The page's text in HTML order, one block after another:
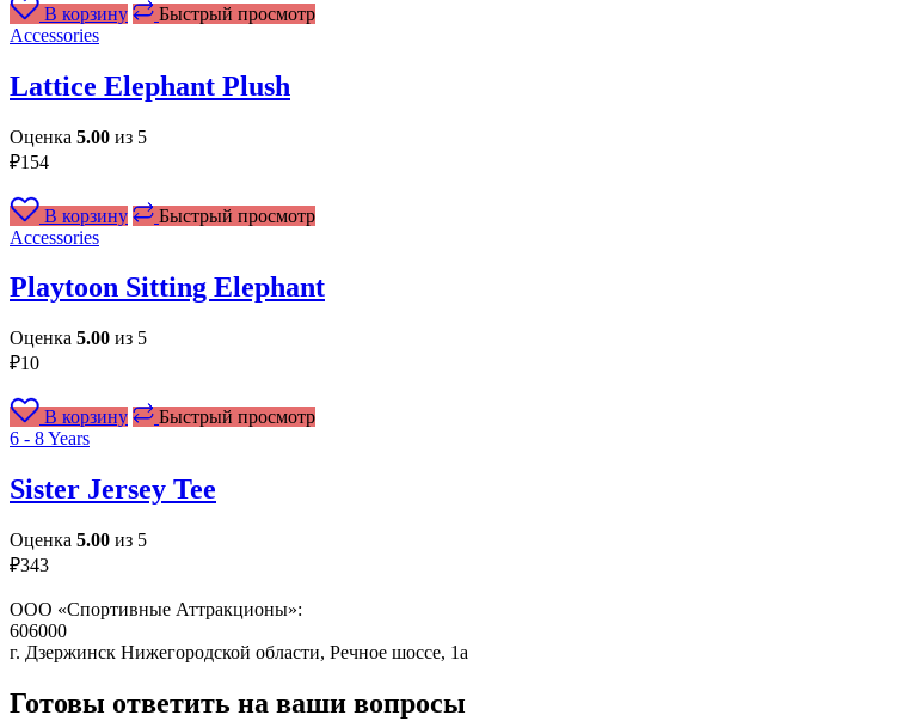
В корзину
Быстрый просмотр
Accessories
Lattice Elephant Plush
Оценка 5.00 из 5
₽154
В корзину
Быстрый просмотр
Accessories
Playtoon Sitting Elephant
Оценка 5.00 из 5
₽10
В корзину
Быстрый просмотр
6 - 8 Years
Sister Jersey Tee
Оценка 5.00 из 5
₽343
ООО «Спортивные Аттракционы»:
606000
г. Дзержинск Нижегородской области, Речное шоссе, 1а
Готовы ответить на ваши вопросы